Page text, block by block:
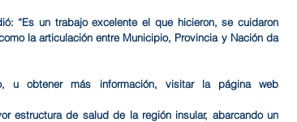
“Es un trabajo excelente el que hicieron, se cuidaron
la articulación entre Municipio, Provincia y Nación da
u obtener más información, visitar la página web
estructura de salud de la región insular, abarcando un